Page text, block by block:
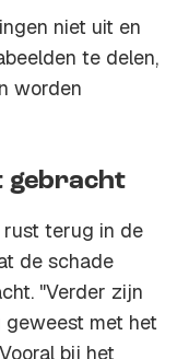
niet uit en
te delen,
worden
gebracht
rust terug in de
de schade
"Verder zijn
geweest met het
bij het